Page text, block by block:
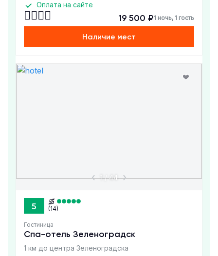
Оплата на сайте
19 500 ₽1 ночь, 1 гость
Наличие мест
1/44
5 (14)
Гостиница
Спа-отель Зеленоградск
1 км до центра Зеленоградска